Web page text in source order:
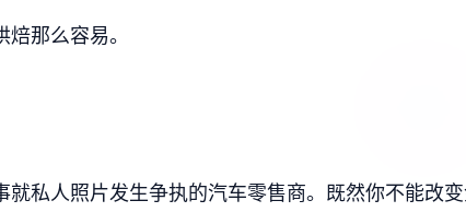
那么容易。
私人照片发生争执的汽车零售商。既然你不能改